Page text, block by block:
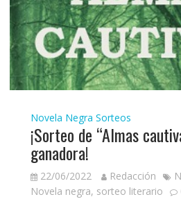
Novela Negra Sorteos
¡Sorteo de “Almas
ganadora!
22/06/2022 Redacción
Novela negra, sorteo literario